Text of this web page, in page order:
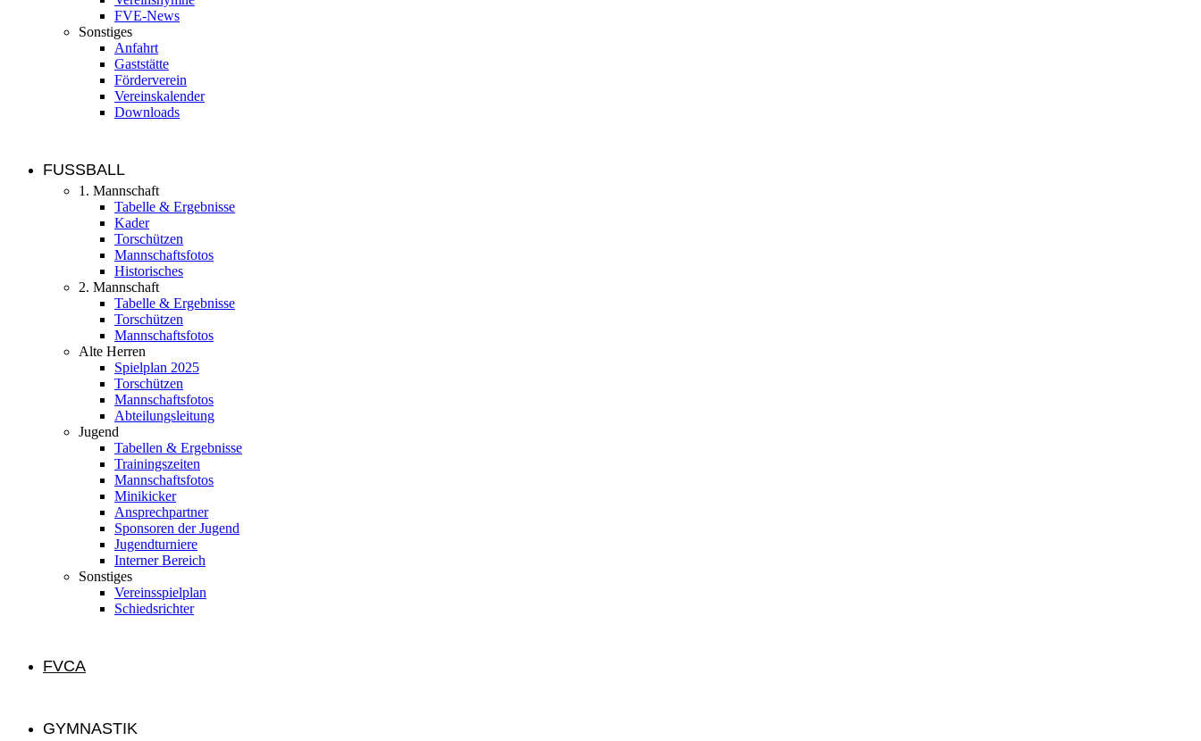
FVE-News
Sonstiges
Anfahrt
Gaststätte
Förderverein
Vereinskalender
Downloads
FUSSBALL
1. Mannschaft
Tabelle & Ergebnisse
Kader
Torschützen
Mannschaftsfotos
Historisches
2. Mannschaft
Tabelle & Ergebnisse
Torschützen
Mannschaftsfotos
Alte Herren
Spielplan 2025
Torschützen
Mannschaftsfotos
Abteilungsleitung
Jugend
Tabellen & Ergebnisse
Trainingszeiten
Mannschaftsfotos
Minikicker
Ansprechpartner
Sponsoren der Jugend
Jugendturniere
Interner Bereich
Sonstiges
Vereinsspielplan
Schiedsrichter
FVCA
GYMNASTIK